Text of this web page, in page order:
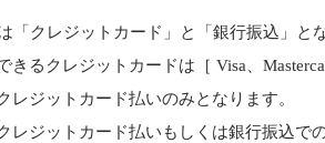
「クレジットカード」と「銀行振込」と
きるクレジットカードは［ Visa、
レジットカード払いのみとなります。
レジットカード払いもしくは銀行振込で